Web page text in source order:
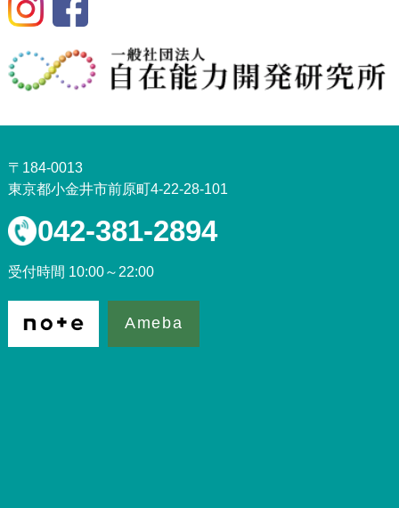
〒184-0013
東京都小金井市前原町4-22-28-101
042-381-2894
受付時間 10:00～22:00
Ameba